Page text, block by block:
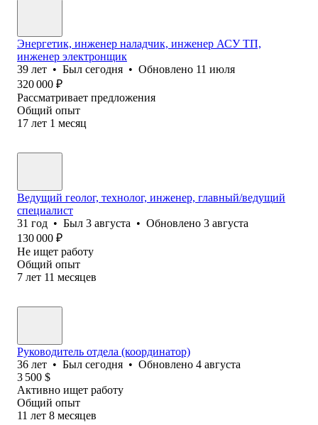
Энергетик, инженер наладчик, инженер АСУ ТП,
инженер электронщик
39 лет • Был сегодня • Обновлено 11 июля
320 000 ₽
Рассматривает предложения
Общий опыт
17 лет 1 месяц
Ведущий геолог, технолог, инженер, главный/ведущий
специалист
31 год • Был 3 августа • Обновлено 3 августа
130 000 ₽
Не ищет работу
Общий опыт
7 лет 11 месяцев
Руководитель отдела (координатор)
36 лет • Был сегодня • Обновлено 4 августа
3 500 $
Активно ищет работу
Общий опыт
11 лет 8 месяцев